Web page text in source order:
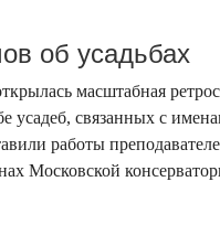
об усадьбах
масштабная
усадеб, связанных с
работы
Московской